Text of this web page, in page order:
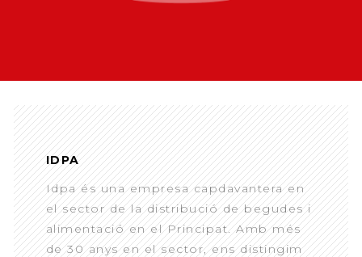
IDPA
Idpa és una empresa capdavantera en
el sector de la distribució de begudes i
alimentació en el Principat. Amb més
de 30 anys en el sector, ens distingim